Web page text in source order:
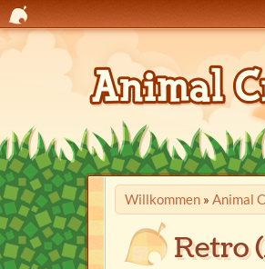
Willkommen» Animal
Retro